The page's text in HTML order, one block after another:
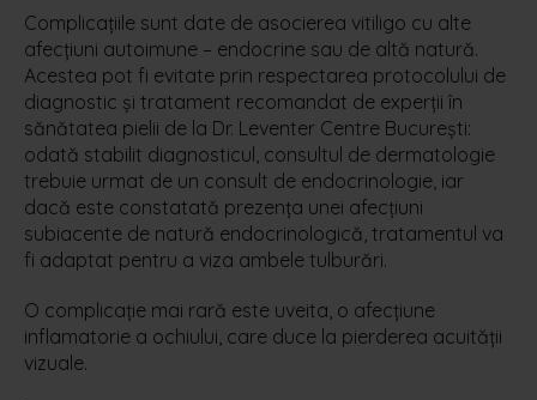
Complicațiile sunt date de asocierea vitiligo cu alte
afecțiuni autoimune – endocrine sau de altă natură.
Acestea pot fi evitate prin respectarea protocolului de
diagnostic și tratament recomandat de experții în
sănătatea pielii de la Dr. Leventer Centre București:
odată stabilit diagnosticul, consultul de dermatologie
trebuie urmat de un consult de endocrinologie, iar
dacă este constatată prezența unei afecțiuni
subiacente de natură endocrinologică, tratamentul va
fi adaptat pentru a viza ambele tulburări.
O complicație mai rară este uveita, o afecțiune
inflamatorie a ochiului, care duce la pierderea acuității
vizuale.